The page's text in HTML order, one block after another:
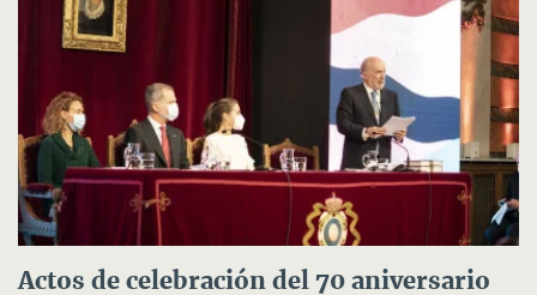
Actos de celebración del 70 aniversario